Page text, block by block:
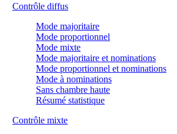
Contrôle diffus
Mode majoritaire
Mode proportionnel
Mode mixte
Mode majoritaire et nominations
Mode proportionnel et nominations
Mode à nominations
Sans chambre haute
Résumé statistique
Contrôle mixte